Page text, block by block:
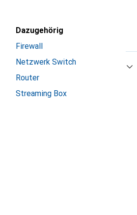
Dazugehörig
Firewall
Netzwerk Switch
Router
Streaming Box